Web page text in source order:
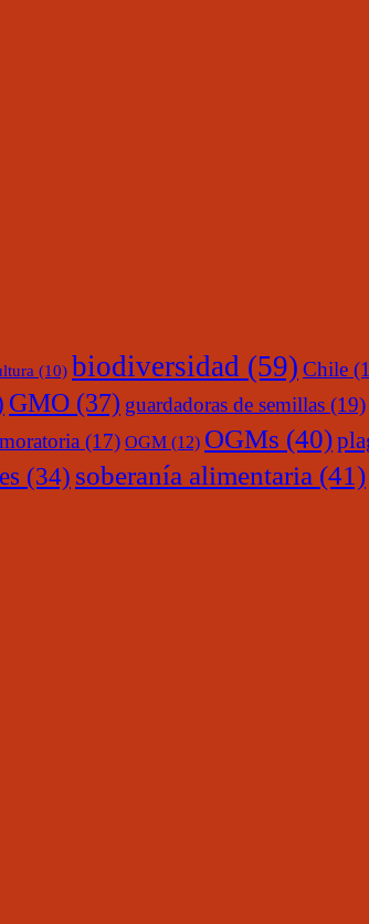
(10) biodiversidad (59) Chile
GMO (37) guardadoras de semillas (19)
moratoria (17) OGM (12) OGMs (40)
(34) soberanía alimentaria (41)